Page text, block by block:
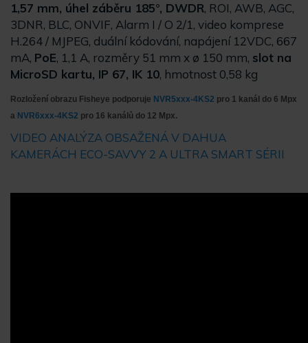
1,57 mm, úhel záběru 185°, DWDR, ROI, AWB, AGC,
3DNR, BLC, ONVIF, Alarm I / O 2/1, video komprese
H.264 / MJPEG, duální kódování, napájení 12VDC, 667
mA, PoE, 1,1 A, rozměry 51 mm x ø 150 mm, slot na
MicroSD kartu, IP 67, IK 10, hmotnost 0,58 kg
Rozložení obrazu Fisheye podporuje NVR5xxx-4KS2 pro 1 kanál do 6 Mpx
a NVR6xxx-4KS2 pro 16 kanálů do 12 Mpx.
VIDEO ANALÝZA OBSAŽENÁ V DAHUA
KAMERÁCH ECO-SAVVY 2 A ULTRA SMART SÉRII